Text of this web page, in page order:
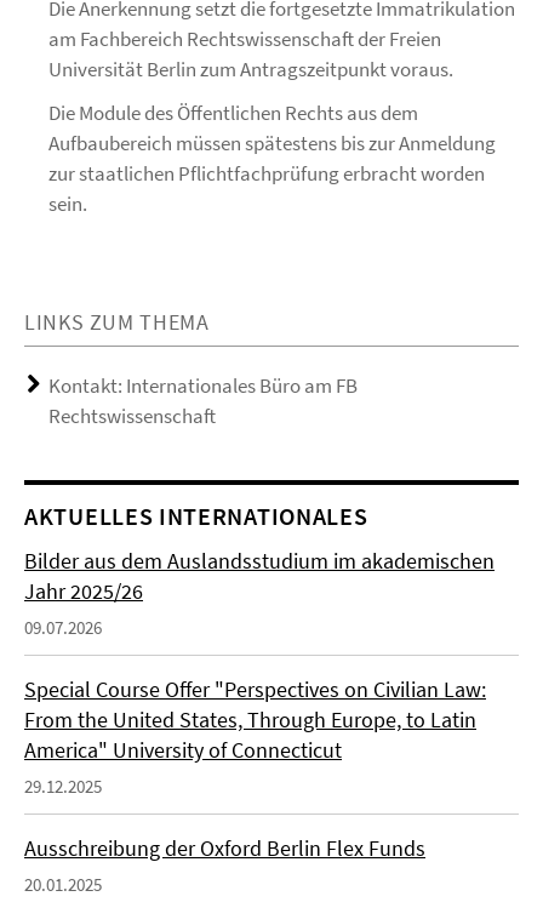
Die Anerkennung setzt die fortgesetzte Immatrikulation
am Fachbereich Rechtswissenschaft der Freien
Universität Berlin zum Antragszeitpunkt voraus.
Die Module des Öffentlichen Rechts aus dem
Aufbaubereich müssen spätestens bis zur Anmeldung
zur staatlichen Pflichtfachprüfung erbracht worden
sein.
LINKS ZUM THEMA
Kontakt: Internationales Büro am FB
Rechtswissenschaft
AKTUELLES INTERNATIONALES
Bilder aus dem Auslandsstudium im akademischen
Jahr 2025/26
09.07.2026
Special Course Offer "Perspectives on Civilian Law:
From the United States, Through Europe, to Latin
America" University of Connecticut
29.12.2025
Ausschreibung der Oxford Berlin Flex Funds
20.01.2025